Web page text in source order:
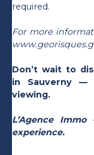
required.
For more
Don’t wait to
in Sauverny —
viewing.
L’Agence
experience.